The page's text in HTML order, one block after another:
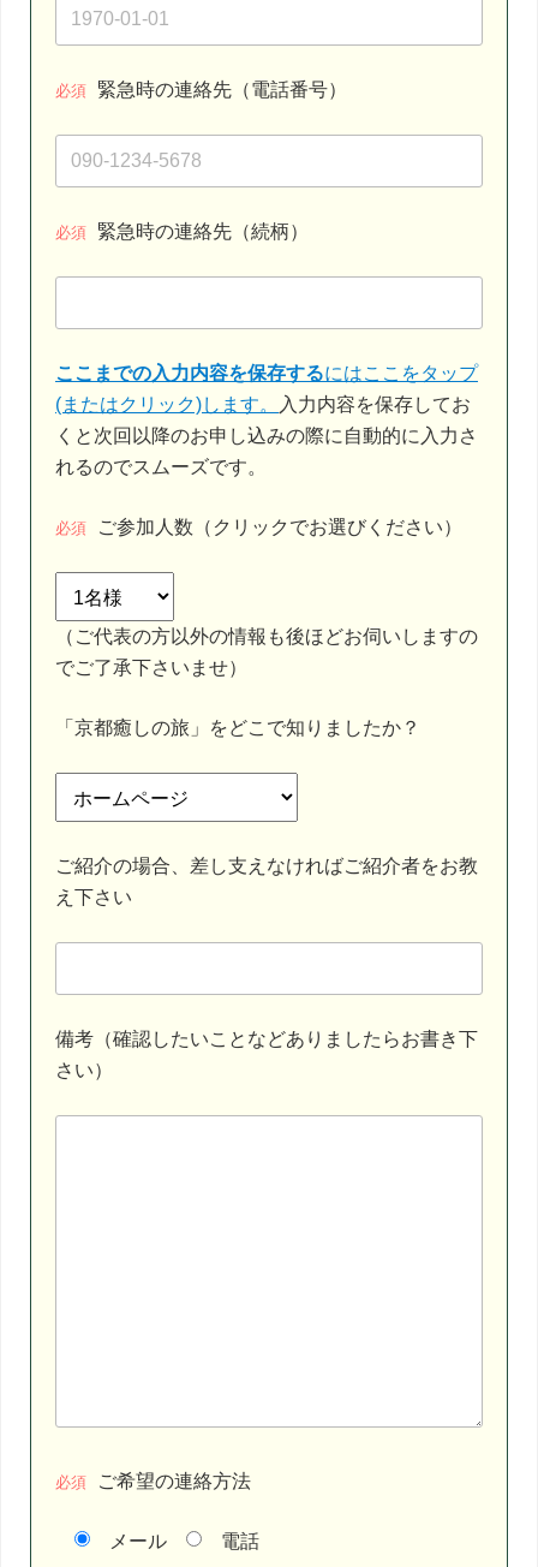
必須 緊急時の連絡先（電話番号）
必須 緊急時の連絡先（続柄）
ここまでの入力内容を保存するにはここをタップ
(またはクリック)します。
入力内容を保存してお
くと次回以降のお申し込みの際に自動的に入力さ
れるのでスムーズです。
必須 ご参加人数（クリックでお選びください）
（ご代表の方以外の情報も後ほどお伺いしますの
でご了承下さいませ）
「京都癒しの旅」をどこで知りましたか？
ご紹介の場合、差し支えなければご紹介者をお教
え下さい
備考（確認したいことなどありましたらお書き下
さい）
必須 ご希望の連絡方法
メール 電話